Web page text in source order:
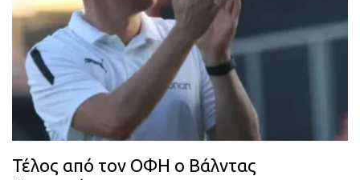
Τέλος από τον ΟΦΗ ο Βάλντας